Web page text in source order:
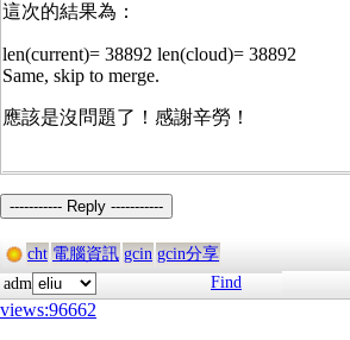
這次的結果為：
len(current)= 38892 len(cloud)= 38892
Same, skip to merge.
應該是沒問題了！感謝辛勞！
----------- Reply -----------
cht 電腦資訊 gcin gcin分享
adm
Find
views:96662